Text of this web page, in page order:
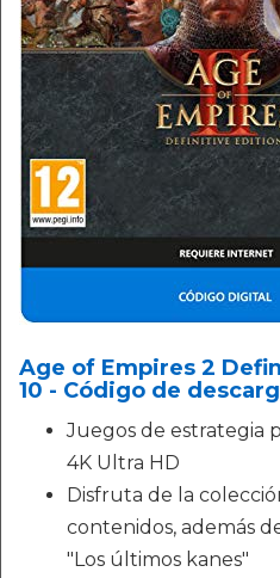
Age of Empires 2
10 - Código de
Juegos de estrategia
4K Ultra HD
Disfruta de la
contenidos, además
"Los últimos kanes"